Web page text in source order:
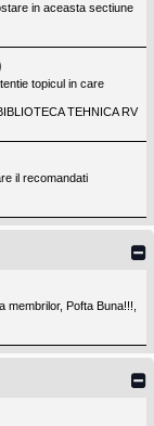
in aceasta sectiune
topicul in care
TEHNICA RV
il recomandati
membrilor, Pofta Buna!!!,